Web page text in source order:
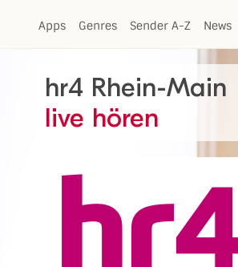
Apps Genres Sender A-Z News
hr4 Rhein-Main
live hören